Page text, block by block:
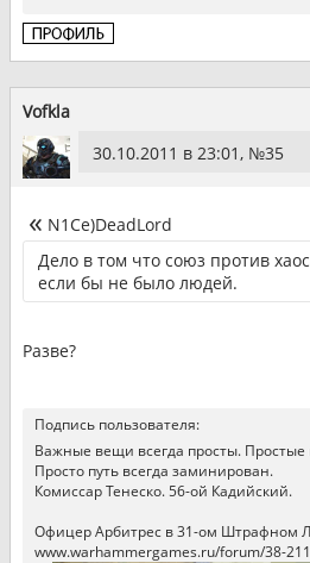
Vofkla
30.10.2011 в 23:01, №35
N1Ce)DeadLord
Дело в том что союз против
если бы не было людей.
Разве?
Подпись пользователя:
Важные вещи всегда просты.
Просто путь всегда заминирован.
Комиссар Тенеско. 56-ой Кадийский.
Офицер Арбитрес в 31-ом Штрафном
www.warhammergames.ru/forum/38-